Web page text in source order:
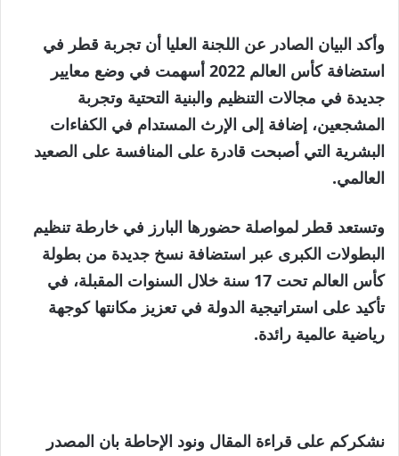
وأكد البيان الصادر عن اللجنة العليا أن تجربة قطر في
استضافة كأس العالم 2022 أسهمت في وضع معايير
جديدة في مجالات التنظيم والبنية التحتية وتجربة
المشجعين، إضافة إلى الإرث المستدام في الكفاءات
البشرية التي أصبحت قادرة على المنافسة على الصعيد
العالمي.
وتستعد قطر لمواصلة حضورها البارز في خارطة تنظيم
البطولات الكبرى عبر استضافة نسخ جديدة من بطولة
كأس العالم تحت 17 سنة خلال السنوات المقبلة، في
تأكيد على استراتيجية الدولة في تعزيز مكانتها كوجهة
رياضية عالمية رائدة.
نشكركم على قراءة المقال ونود الإحاطة بان المصدر